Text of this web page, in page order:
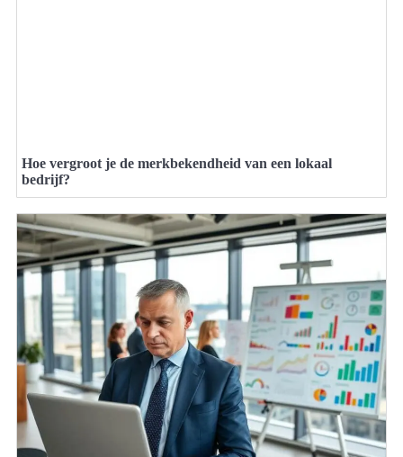
Hoe vergroot je de merkbekendheid van een lokaal
bedrijf?